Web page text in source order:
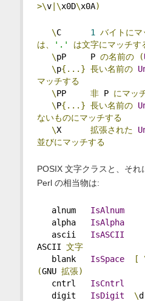
>\v|\x0D\x0A)
\C 1 バイトにマ
は、
'.'
は文字にマッチす
\pP     P の名前の (
\p{...} 長い名前の
マッチする
\PP 非 P にマッ
\P{...} 長い名前の
ないものにマッチする
\X 拡張された
並びにマッチする
POSIX 文字クラスと、それ
Perl の相当物は:
alnum IsAlnum
alpha IsAlpha
ascii IsASCII
ASCII 文字
blank IsSpace [
(GNU 拡張)
cntrl IsCntrl
digit IsDigit \